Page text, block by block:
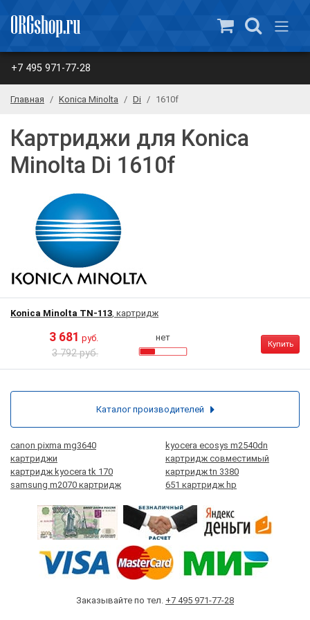
+7 495 971-77-28
Главная Konica Minolta Di 1610f
Картриджи для Konica
Minolta Di 1610f
Konica Minolta TN-113, картридж
3 681 руб.
3 792 руб.
нет
Купить
canon pixma mg3640
картриджи
kyocera ecosys m2540dn
картридж совместимый
картридж kyocera tk 170
картридж tn 3380
samsung m2070 картридж
651 картридж hp
Заказывайте по тел. +7 495 971-77-28